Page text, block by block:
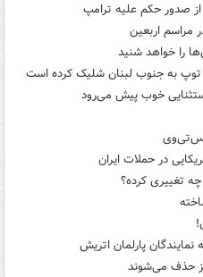
صدور حکم علیه ترامپ
مراسم اربعین
را خواهد شنید
خوب پیش می‌رود
در حملات ایران
تغییری کرده؟
پارلمان اتریش
حذف می‌شوند